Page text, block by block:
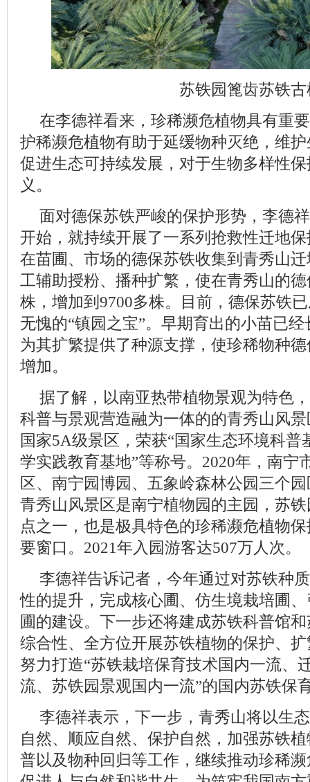
苏铁园篦齿苏铁
在李德祥看来，珍稀濒危植物具有重
护稀濒危植物有助于延缓物种灭绝，维
促进生态可持续发展，对于生物多样性
义。
面对德保苏铁严峻的保护形势，李德
开始，就持续开展了一系列抢救性迁地
在苗圃、市场的德保苏铁收集到青秀山
工辅助授粉、播种扩繁，使在青秀山的
株，增加到9700多株。目前，德保苏铁
无愧的“镇园之宝”。早期育出的小苗已
为其扩繁提供了种源支撑，使珍稀物种
增加。
据了解，以南亚热带植物景观为特色
科普与景观营造融为一体的的青秀山风
国家5A级景区，荣获“国家生态环境科普
学实践教育基地”等称号。2020年，南宁
区、南宁园博园、五象岭森林公园三个
青秀山风景区是南宁植物园的主园，苏
点之一，也是极具特色的珍稀濒危植物
要窗口。2021年入园游客达507万人次。
李德祥告诉记者，今年通过对苏铁种
性的提升，完成核心圃、仿生境栽培圃
圃的建设。下一步还将建成苏铁科普馆
综合性、全方位开展苏铁植物的保护、
努力打造“苏铁栽培保育技术国内一流、
流、苏铁园景观国内一流”的国内苏铁保
李德祥表示，下一步，青秀山将以生
自然、顺应自然、保护自然，加强苏铁
普以及物种回归等工作，继续推动珍稀